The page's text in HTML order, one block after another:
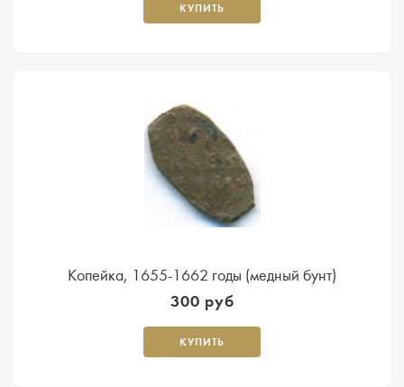
КУПИТЬ
Копейка, 1655-1662 годы (медный бунт)
300 руб
КУПИТЬ